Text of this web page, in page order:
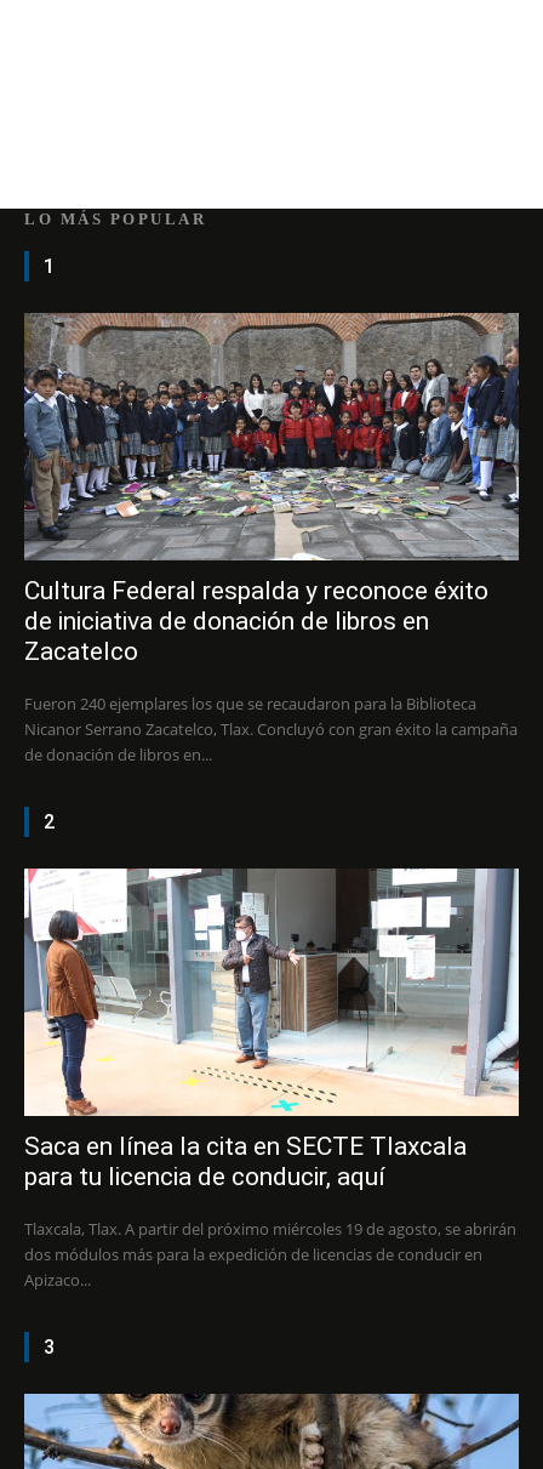
LO MÁS POPULAR
1
Cultura Federal respalda y reconoce éxito
de iniciativa de donación de libros en
Zacatelco
Fueron 240 ejemplares los que se recaudaron para la Biblioteca
Nicanor Serrano Zacatelco, Tlax. Concluyó con gran éxito la campaña
de donación de libros en...
2
Saca en línea la cita en SECTE Tlaxcala
para tu licencia de conducir, aquí
Tlaxcala, Tlax. A partir del próximo miércoles 19 de agosto, se abrirán
dos módulos más para la expedición de licencias de conducir en
Apizaco...
3